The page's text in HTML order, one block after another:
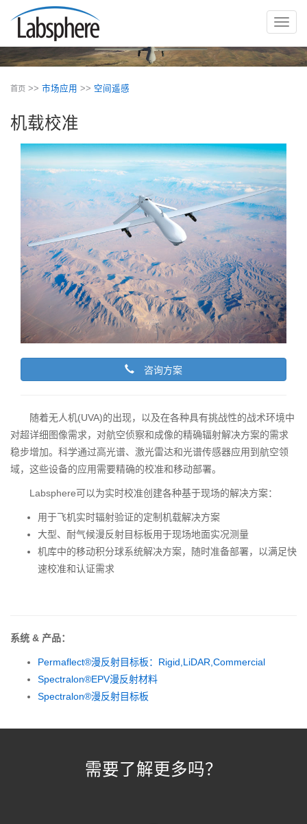
切
导
首页 >> 市场应用 >> 空间遥感
机载校准
咨询方案
随着无人机(UVA)的出现，以及在各种具有挑战性的战术环境中
对超详细图像需求，对航空侦察和成像的精确辐射解决方案的需求
稳步增加。科学通过高光谱、激光雷达和光谱传感器应用到航空领
域，这些设备的应用需要精确的校准和移动部署。
Labsphere可以为实时校准创建各种基于现场的解决方案：
用于飞机实时辐射验证的定制机载解决方案
大型、耐气候漫反射目标板用于现场地面实况测量
机库中的移动积分球系统解决方案，随时准备部署，以满足快
速校准和认证需求
系统 & 产品：
Permaflect®漫反射目标板：Rigid,LiDAR,Commercial
Spectralon®EPV漫反射材料
Spectralon®漫反射目标板
需要了解更多吗？